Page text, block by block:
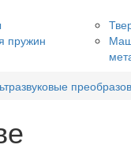
пружин